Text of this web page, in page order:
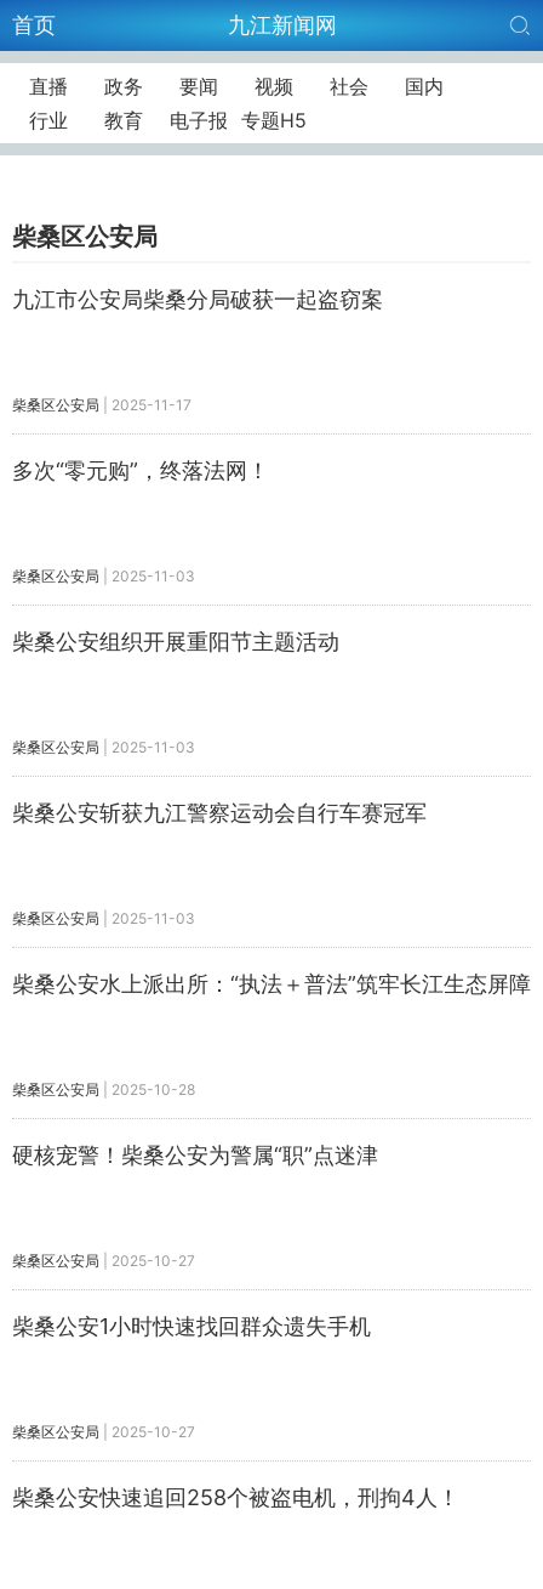
首页 九江新闻网
直播 政务 要闻 视频 社会
国内
行业
教育 电子报 专题H5
柴桑区公安局
九江市公安局柴桑分局破获一起盗窃案
柴桑区公安局 2025-11-17
多次“零元购”，终落法网！
柴桑区公安局 2025-11-03
柴桑公安组织开展重阳节主题活动
柴桑区公安局 2025-11-03
柴桑公安斩获九江警察运动会自行车赛冠军
柴桑区公安局 2025-11-03
柴桑公安水上派出所：“执法＋普法”筑牢长江生态屏障
柴桑区公安局 2025-10-28
硬核宠警！柴桑公安为警属“职”点迷津
柴桑区公安局 2025-10-27
柴桑公安1小时快速找回群众遗失手机
柴桑区公安局 2025-10-27
柴桑公安快速追回258个被盗电机，刑拘4人！